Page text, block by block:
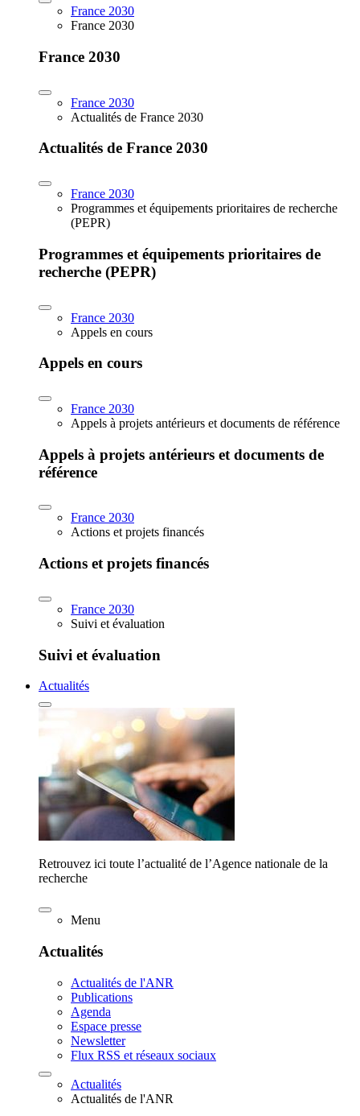
France 2030
France 2030
France 2030
France 2030
Actualités de France 2030
Actualités de France 2030
France 2030
Programmes et équipements prioritaires de recherche
(PEPR)
Programmes et équipements prioritaires de
recherche (PEPR)
France 2030
Appels en cours
Appels en cours
France 2030
Appels à projets antérieurs et documents de référence
Appels à projets antérieurs et documents de
référence
France 2030
Actions et projets financés
Actions et projets financés
France 2030
Suivi et évaluation
Suivi et évaluation
Actualités
Retrouvez ici toute l’actualité de l’Agence nationale de la
recherche
Menu
Actualités
Actualités de l'ANR
Publications
Agenda
Espace presse
Newsletter
Flux RSS et réseaux sociaux
Actualités
Actualités de l'ANR